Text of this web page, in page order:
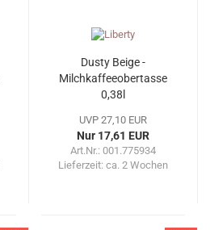
Dusty Beige -
Milchkaffeeobertasse
0,38l
UVP 27,10 EUR
Nur 17,61 EUR
Art.Nr.: 001.775934
Lieferzeit: ca. 2 Wochen